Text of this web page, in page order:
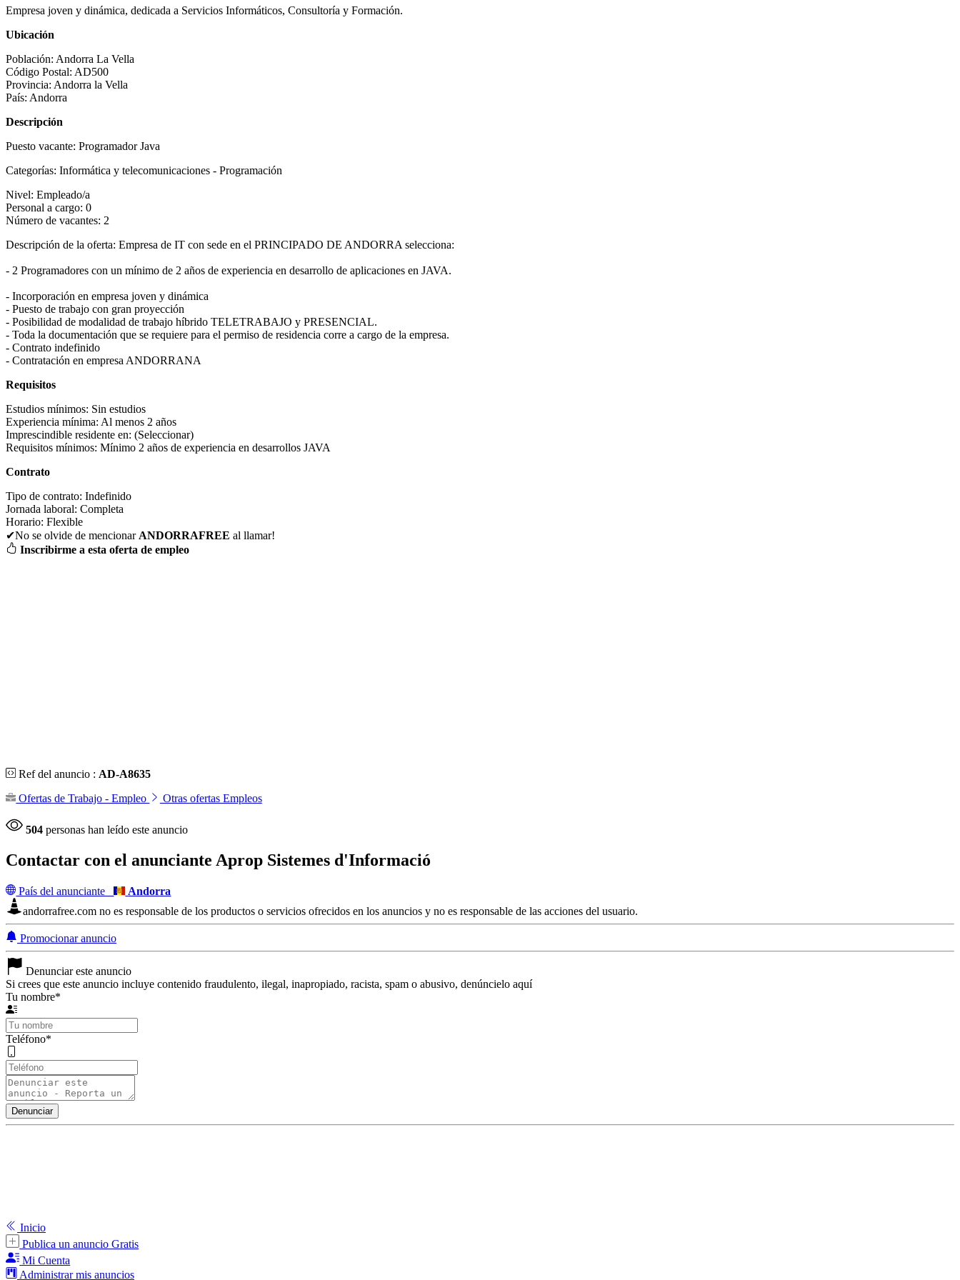
Empresa joven y dinámica, dedicada a Servicios Informáticos, Consultoría y Formación.
Ubicación
Población: Andorra La Vella
Código Postal: AD500
Provincia: Andorra la Vella
País: Andorra
Descripción
Puesto vacante: Programador Java
Categorías: Informática y telecomunicaciones - Programación
Nivel: Empleado/a
Personal a cargo: 0
Número de vacantes: 2
Descripción de la oferta: Empresa de IT con sede en el PRINCIPADO DE ANDORRA selecciona:
- 2 Programadores con un mínimo de 2 años de experiencia en desarrollo de aplicaciones en JAVA.
- Incorporación en empresa joven y dinámica
- Puesto de trabajo con gran proyección
- Posibilidad de modalidad de trabajo híbrido TELETRABAJO y PRESENCIAL.
- Toda la documentación que se requiere para el permiso de residencia corre a cargo de la empresa.
- Contrato indefinido
- Contratación en empresa ANDORRANA
Requisitos
Estudios mínimos: Sin estudios
Experiencia mínima: Al menos 2 años
Imprescindible residente en: (Seleccionar)
Requisitos mínimos: Mínimo 2 años de experiencia en desarrollos JAVA
Contrato
Tipo de contrato: Indefinido
Jornada laboral: Completa
Horario: Flexible
✔No se olvide de mencionar ANDORRAFREE al llamar!
Inscribirme a esta oferta de empleo
Ref del anuncio : AD-A8635
Ofertas de Trabajo - Empleo Otras ofertas Empleos
504 personas han leído este anuncio
Contactar con el anunciante Aprop Sistemes d'Informació
País del anunciante
Andorra
andorrafree.com no es responsable de los productos o servicios ofrecidos en los anuncios y no es responsable de las acciones del usuario.
Promocionar anuncio
Denunciar este anuncio
Si crees que este anuncio incluye contenido fraudulento, ilegal, inapropiado, racista, spam o abusivo, denúncielo aquí
Tu nombre*
Teléfono*
Inicio
Publica un anuncio Gratis
Mi Cuenta
Administrar mis anuncios